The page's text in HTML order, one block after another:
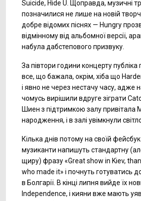
Suicide, Hide U. Щоправда, музичні
позначилися не лише на новій
добре відомих піснях — Hungry
відмінному від альбомної версії,
набула дабстепового призвуку.
За півтори години концерту
все, що бажала, окрім, хіба що
і явно не через нестачу часу, адже
чомусь вирішили вдруге зіграти
Шиен з підтримкою залу привітала
народження, і в залі увімкнули
Кілька днів потому на своїй фейсбук
музиканти напишуть стандартну
щиру) фразу «Great show in Kiev,
who made it» і почнуть готуватись
в Болгарії. В кінці липня вийде їх
Independence, і кияни вже мають